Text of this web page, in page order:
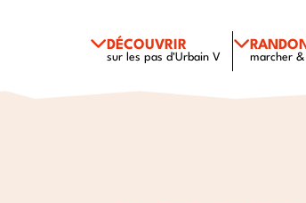
DÉCOUVRIR
sur les pas d'Urbain V marcher